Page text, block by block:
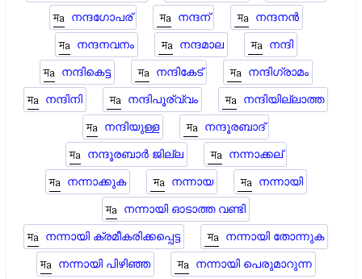
നന്ദഗോപര്
നന്ദന്
നന്ദനന്‍
നന്ദനവനം
നന്ദമാല
നന്ദി
നന്ദികെട്ട
നന്ദികേട്
നന്ദിഗ്രാമം
നന്ദിനി
നന്ദിപൂര്വ്വം
നന്ദിയില്ലാത്ത
നന്ദിയുള്ള
നന്ദൂരബാദ്
നന്ദൂരബാര്‍ ജില്ല
നന്നാക്കല്
നന്നാക്കുക
നന്നായ
നന്നായി
നന്നായി ഓടാത്ത വണ്ടി
നന്നായി ക്രമീകരിക്കപ്പെട്ട
നന്നായി തോന്നുക
നന്നായി പിഴിഞ്ഞ
നന്നായി പെരുമാറുന്ന